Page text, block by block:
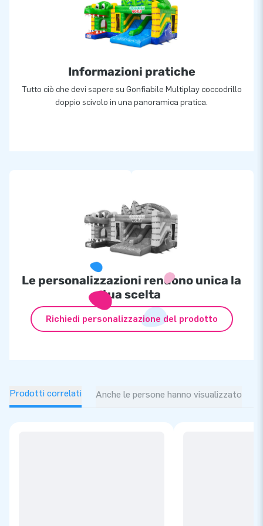
Informazioni pratiche
Tutto ciò che devi sapere su Gonfiabile Multiplay coccodrillo
doppio scivolo in una panoramica pratica.
Le personalizzazioni rendono unica la
tua scelta
Richiedi personalizzazione del prodotto
Prodotti correlati Anche le persone hanno visualizzato